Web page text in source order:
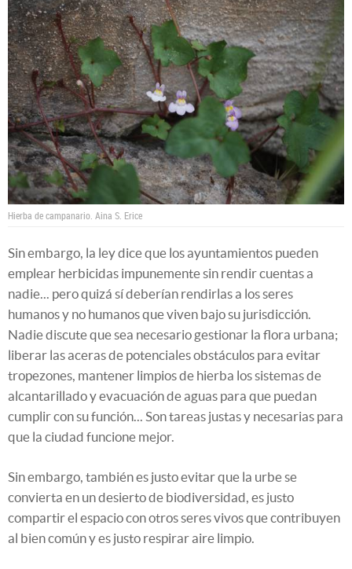
Hierba de campanario. Aina S. Erice
Sin embargo, la ley dice que los ayuntamientos pueden
emplear herbicidas impunemente sin rendir cuentas a
nadie... pero quizá sí deberían rendirlas a los seres
humanos y no humanos que viven bajo su jurisdicción.
Nadie discute que sea necesario gestionar la flora urbana;
liberar las aceras de potenciales obstáculos para evitar
tropezones, mantener limpios de hierba los sistemas de
alcantarillado y evacuación de aguas para que puedan
cumplir con su función... Son tareas justas y necesarias para
que la ciudad funcione mejor.
Sin embargo, también es justo evitar que la urbe se
convierta en un desierto de biodiversidad, es justo
compartir el espacio con otros seres vivos que contribuyen
al bien común y es justo respirar aire limpio.